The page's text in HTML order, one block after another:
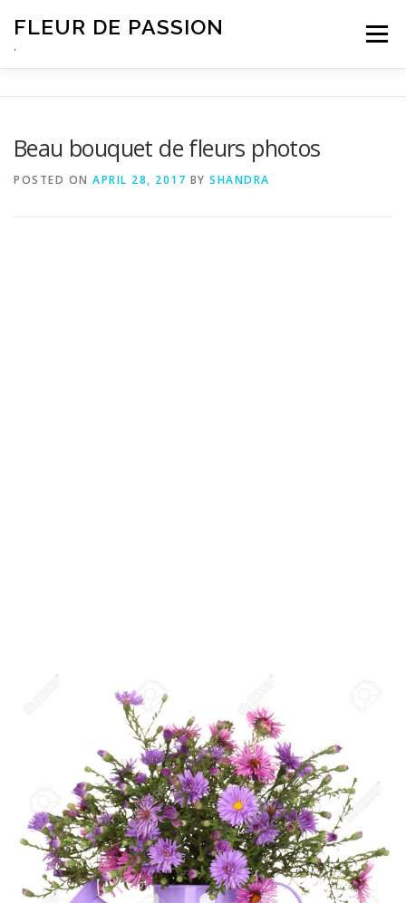
FLEUR DE PASSION
.
Menu
Beau bouquet de fleurs photos
POSTED ON APRIL 28, 2017 BY SHANDRA